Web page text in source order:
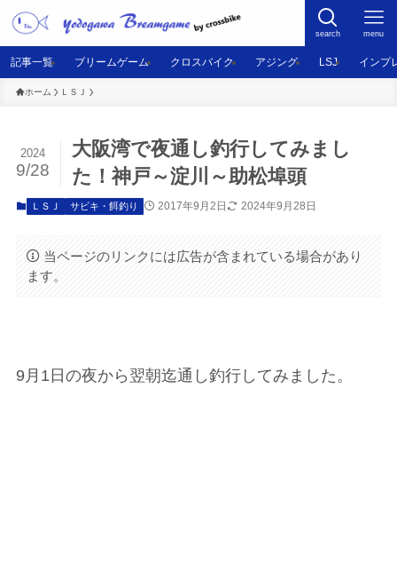
search menu
記事一覧 ブリームゲーム クロスバイク アジング LSJ インプ
ホーム ＬＳＪ
大阪湾で夜通し釣行してみまし
た！神戸～淀川～助松埠頭
2024
9/28
ＬＳＪ サビキ・餌釣り 2017年9月2日 2024年9月28日
当ページのリンクには広告が含まれている場合があり
ます。
9月1日の夜から翌朝迄通し釣行してみました。